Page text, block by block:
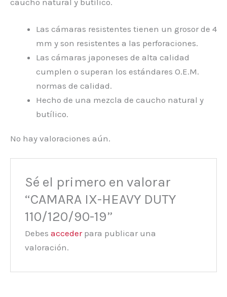
Las cámaras resistentes tienen un grosor de 4
mm y son resistentes a las perforaciones.
Las cámaras japoneses de alta calidad
cumplen o superan los estándares O.E.M.
normas de calidad.
Hecho de una mezcla de caucho natural y
butílico.
No hay valoraciones aún.
Sé el primero en valorar
“CAMARA IX-HEAVY DUTY
110/120/90-19”
Debesaccederpara publicar una
valoración.